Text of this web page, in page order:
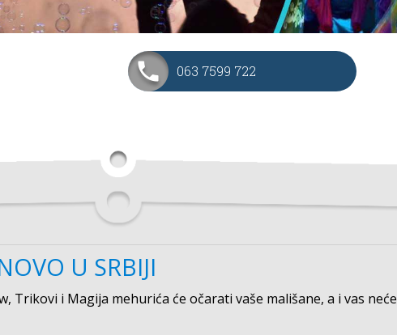
063 7599 722
U SRBIJI
Trikovi i Magija mehurića će očarati vaše mališane, a i vas neće